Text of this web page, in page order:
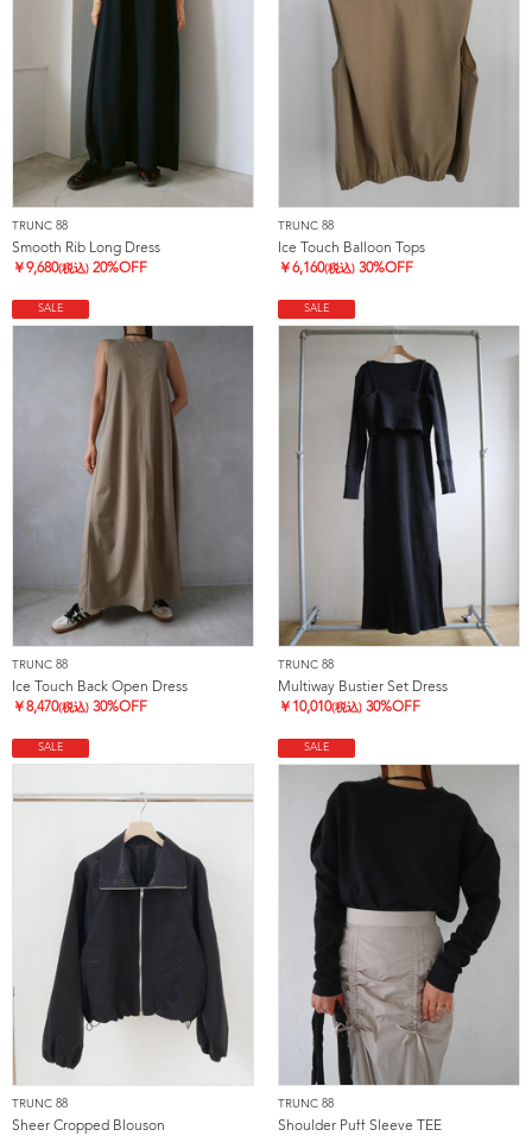
TRUNC 88
Smooth Rib Long Dress
￥9,680(税込) 20%OFF
TRUNC 88
Ice Touch Balloon Tops
￥6,160(税込) 30%OFF
SALE
TRUNC 88
Ice Touch Back Open Dress
￥8,470(税込) 30%OFF
SALE
TRUNC 88
Multiway Bustier Set Dress
￥ 10,010(税込) 30%OFF
SALE
TRUNC 88
Sheer Cropped Blouson
SALE
TRUNC 88
Shoulder Puff Sleeve TEE